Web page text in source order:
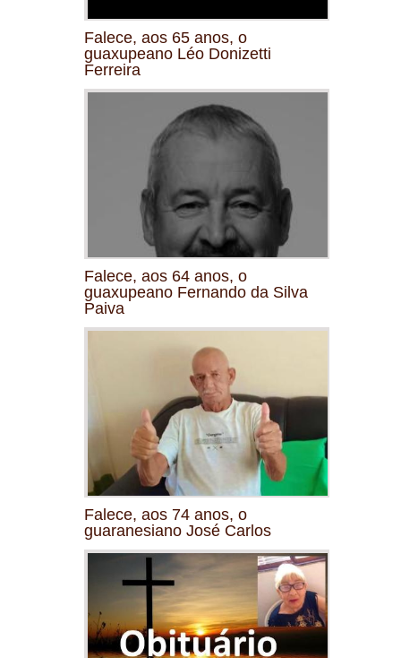
Falece, aos 65 anos, o
guaxupeano Léo Donizetti
Ferreira
Falece, aos 64 anos, o
guaxupeano Fernando da Silva
Paiva
Falece, aos 74 anos, o
guaranesiano José Carlos